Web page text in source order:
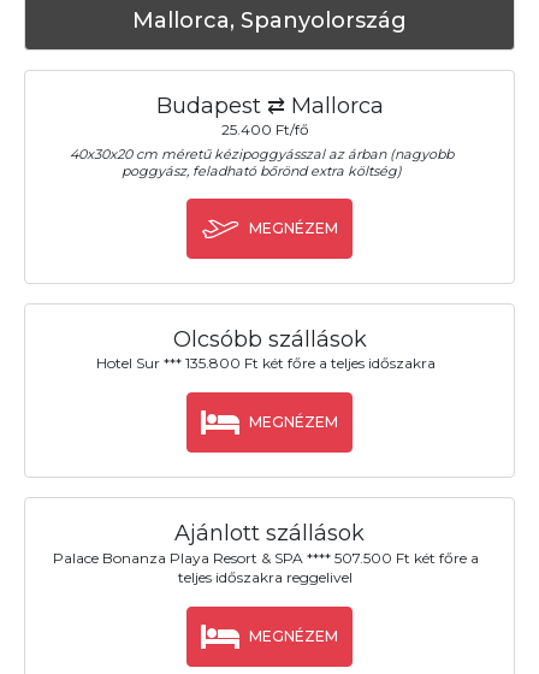
Mallorca, Spanyolország
Budapest ⇄ Mallorca
25.400 Ft/fő
40x30x20 cm méretű kézipoggyásszal az árban (nagyobb
poggyász, feladható bőrönd extra költség)
MEGNÉZEM
Olcsóbb szállások
Hotel Sur *** 135.800 Ft két főre a teljes időszakra
MEGNÉZEM
Ajánlott szállások
Palace Bonanza Playa Resort & SPA **** 507.500 Ft két főre a
teljes időszakra reggelivel
MEGNÉZEM